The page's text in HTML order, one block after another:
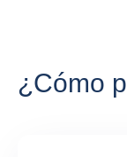
¿Cómo